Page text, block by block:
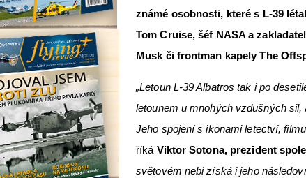
známé osobnosti, které s L-39
Tom Cruise, šéf NASA a
Musk či frontman kapely The
„Letoun L-39 Albatros tak i po
letounem u mnohých vzdušných
Jeho spojení s ikonami letectví,
říká Viktor Sotona, prezident
světovém nebi získá i jeho